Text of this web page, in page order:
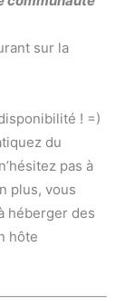
sur la
! =)
du
pas à
plus, vous
héberger des
hôte